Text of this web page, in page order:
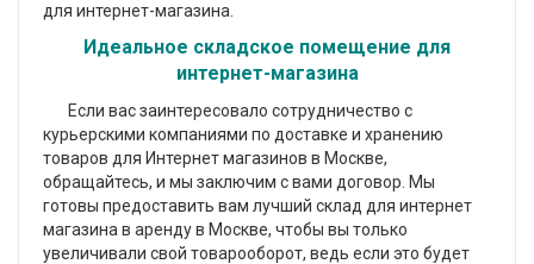
для интернет-магазина.
Идеальное складское помещение для
интернет-магазина
Если вас заинтересовало сотрудничество с
курьерскими компаниями по доставке и хранению
товаров для Интернет магазинов в Москве,
обращайтесь, и мы заключим с вами договор. Мы
готовы предоставить вам лучший склад для интернет
магазина в аренду в Москве, чтобы вы только
увеличивали свой товарооборот, ведь если это будет